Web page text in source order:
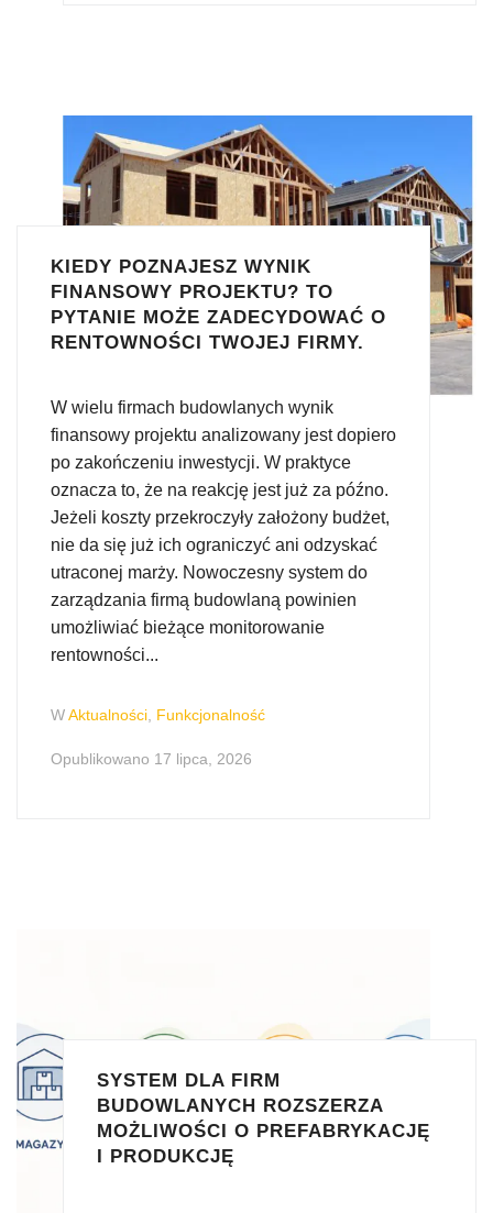
KIEDY POZNAJESZ WYNIK
FINANSOWY PROJEKTU? TO
PYTANIE MOŻE ZADECYDOWAĆ O
RENTOWNOŚCI TWOJEJ FIRMY.
W wielu firmach budowlanych wynik
finansowy projektu analizowany jest dopiero
po zakończeniu inwestycji. W praktyce
oznacza to, że na reakcję jest już za późno.
Jeżeli koszty przekroczyły założony budżet,
nie da się już ich ograniczyć ani odzyskać
utraconej marży. Nowoczesny system do
zarządzania firmą budowlaną powinien
umożliwiać bieżące monitorowanie
rentowności...
WAktualności Funkcjonalność
Opublikowano 17 lipca, 2026
SYSTEM DLA FIRM
BUDOWLANYCH ROZSZERZA
MOŻLIWOŚCI O PREFABRYKACJĘ
I PRODUKCJĘ